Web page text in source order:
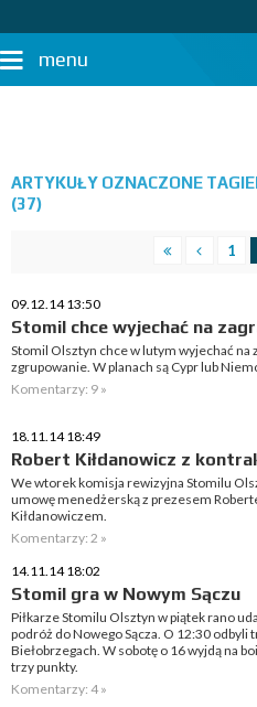
menu
ARTYKUŁY OZNACZONE
(37)
1
09.12.14 13:50
Stomil chce wyjechać na
Stomil Olsztyn chce w lutym wyjechać na
zgrupowanie. W planach są Cypr lub
Komentarzy: 9 »
18.11.14 18:49
Robert Kiłdanowicz z
We wtorek komisja rewizyjna Stomilu
umowę menedżerską z prezesem
Kiłdanowiczem.
Komentarzy: 2 »
14.11.14 18:02
Stomil gra w Nowym Sączu
Piłkarze Stomilu Olsztyn w piątek rano
podróż do Nowego Sącza. O 12:30 odbyli
Biełobrzegach. W sobotę o 16 wyjdą na
trzy punkty.
Komentarzy: 4 »